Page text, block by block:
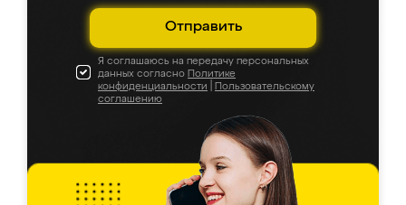
Отправить
Я соглашаюсь на передачу персональных
данных согласно Политике
конфиденциальности
Пользовательскому
соглашению